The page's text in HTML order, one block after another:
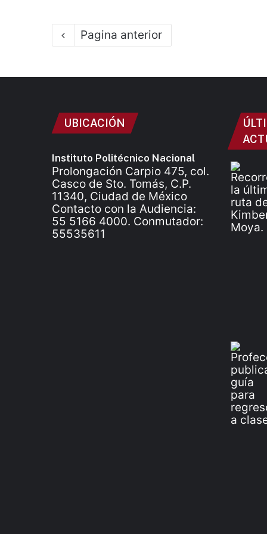
Pagina anterior
UBICACIÓN
Instituto Politécnico Nacional
Prolongación Carpio 475, col.
Casco de Sto. Tomás, C.P.
11340, Ciudad de México
Contacto con la Audiencia:
55 5166 4000. Conmutador:
55535611